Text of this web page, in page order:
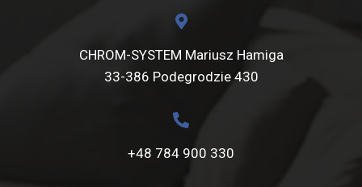
CHROM-SYSTEM Mariusz Hamiga
33-386 Podegrodzie 430
+48 784 900 330